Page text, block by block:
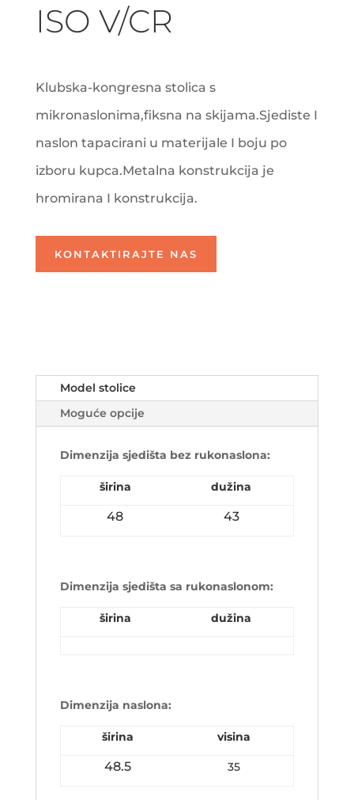
ISO V/CR
Klubska-kongresna stolica s
mikronaslonima,fiksna na skijama.Sjediste I
naslon tapacirani u materijale I boju po
izboru kupca.Metalna konstrukcija je
hromirana I konstrukcija.
KONTAKTIRAJTE NAS
Model stolice
Moguće opcije
Dimenzija sjedišta bez rukonaslona:
širina dužina
48 43
Dimenzija sjedišta sa rukonaslonom:
širina dužina
Dimenzija naslona:
širina visina
48.5 35